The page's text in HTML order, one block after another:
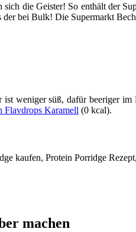
die Geister! So enthält der
bei Bulk! Die Supermarkt
weniger süß, dafür beeriger
Flavdrops Karamell (0 kcal).
machen